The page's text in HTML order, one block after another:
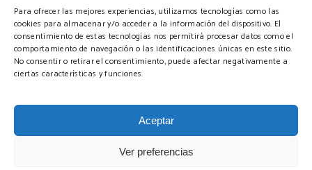
Para ofrecer las mejores experiencias, utilizamos tecnologías como las
cookies para almacenar y/o acceder a la información del dispositivo. El
consentimiento de estas tecnologías nos permitirá procesar datos como el
comportamiento de navegación o las identificaciones únicas en este sitio.
No consentir o retirar el consentimiento, puede afectar negativamente a
ciertas características y funciones.
Aceptar
Ver preferencias
Horario
Trabajamos bajo cita previa.